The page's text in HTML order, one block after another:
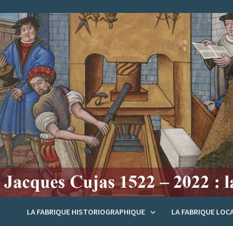
au
contenu
LA FABRIQUE HISTORIOGRAPHIQUE LA FABRIQUE